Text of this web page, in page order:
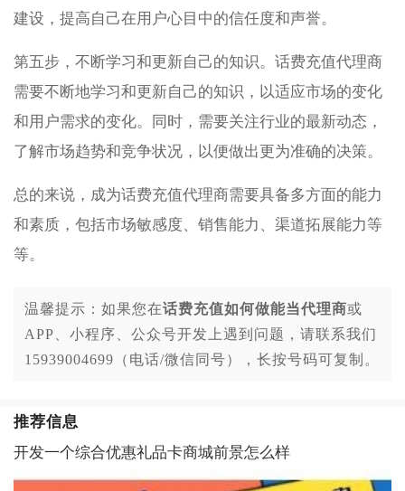
建设，提高自己在用户心目中的信任度和声誉。
第五步，不断学习和更新自己的知识。话费充值代理商
需要不断地学习和更新自己的知识，以适应市场的变化
和用户需求的变化。同时，需要关注行业的最新动态，
了解市场趋势和竞争状况，以便做出更为准确的决策。
总的来说，成为话费充值代理商需要具备多方面的能力
和素质，包括市场敏感度、销售能力、渠道拓展能力等
等。
温馨提示：如果您在话费充值如何做能当代理商或
APP、小程序、公众号开发上遇到问题，请联系我们
15939004699（电话/微信同号），长按号码可复制。
推荐信息
开发一个综合优惠礼品卡商城前景怎么样